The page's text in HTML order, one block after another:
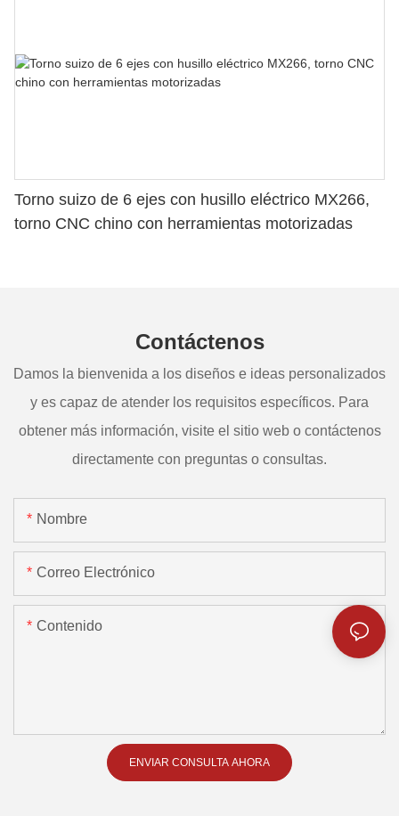
Torno suizo de 6 ejes con husillo eléctrico MX266,
torno CNC chino con herramientas motorizadas
Contáctenos
Damos la bienvenida a los diseños e ideas personalizados
y es capaz de atender los requisitos específicos. Para
obtener más información, visite el sitio web o contáctenos
directamente con preguntas o consultas.
Nombre
Correo Electrónico
Contenido
ENVIAR CONSULTA AHORA